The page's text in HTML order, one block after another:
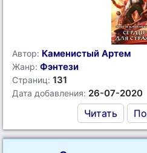
Автор: Каменистый Артем
Жанр: Фэнтези
Страниц: 131
Дата добавления: 26-07-2020
Читать